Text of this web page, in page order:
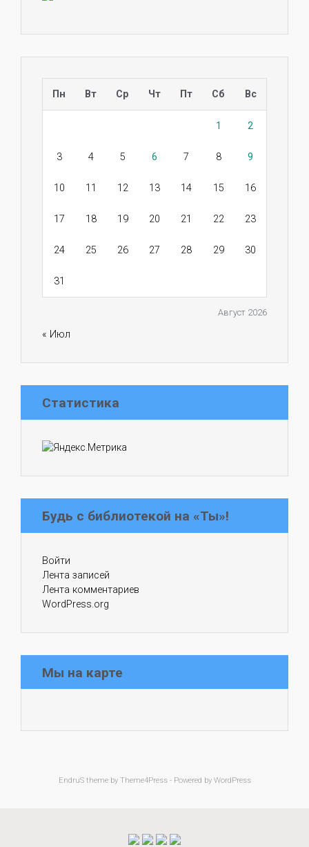
Август 2026
Пн Вт Ср Чт Пт Сб Вс
1 2
3 4 5 6 7 8 9
10 11 12 13 14 15 16
17 18 19 20 21 22 23
24 25 26 27 28 29 30
31
« Июл
Статистика
Будь с библиотекой на «Ты»!
Войти
Лента записей
Лента комментариев
WordPress.org
Мы на карте
EndruStheme by Theme4Press - Powered by WordPress